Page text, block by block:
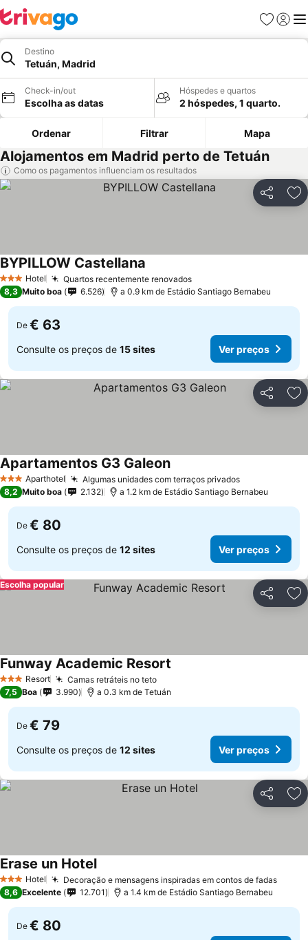
Favoritos
Iniciar
Destino
Tetuán, Madrid
Check-in/out
Escolha as datas
Hóspedes e quartos
2 hóspedes, 1 quarto.
Ordenar Filtrar Mapa
Alojamentos em Madrid perto de Tetuán
Como os pagamentos influenciam os resultados
Partilhar
3 EstrelasHotel Quartos recentemente renovadosVer preços
BYPILLOW Castellana
8,3 Muito boa 6.526 a 0.9 km de Estádio Santiago Bernabeu
De € 63
Consulte os preços de 15 sites Ver preços
Partilhar
3 EstrelasAparthotel Algumas unidades com terraços privadosVer preços
Apartamentos G3 GaleonVer preços
8,2 Muito boa 2.132 a 1.2 km de Estádio Santiago Bernabeu
De € 80
Consulte os preços de 12 sites Ver preços
Partilhar
Escolha popular
3 EstrelasResort Camas retráteis no tetoVer preços
Funway Academic Resort
7,5 Boa 3.990 a 0.3 km de Tetuán
De € 79
Consulte os preços de 12 sites Ver preços
Partilhar
3 EstrelasHotel Decoração e mensagens inspiradas em contos de fadasVer
Erase un HotelVer preços
8,6 Excelente 12.701 a 1.4 km de Estádio Santiago Bernabeu
De € 80